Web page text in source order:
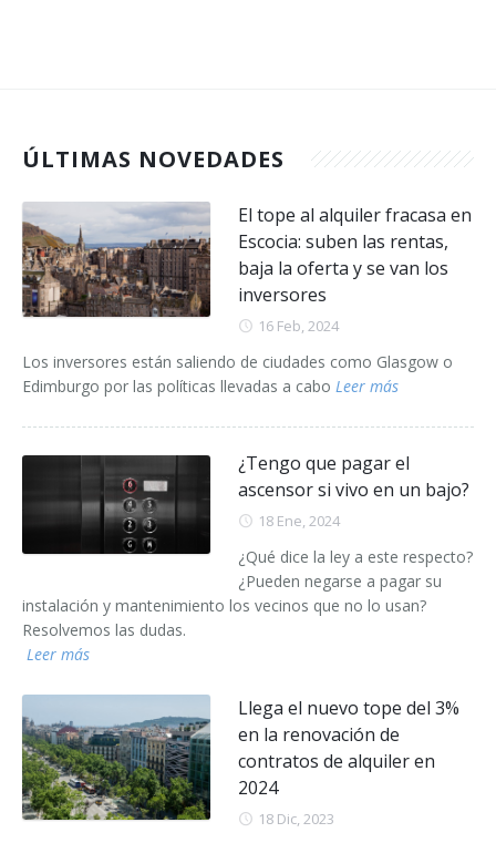
ÚLTIMAS NOVEDADES
El tope al alquiler fracasa en
Escocia: suben las rentas,
baja la oferta y se van los
inversores
16 Feb, 2024
Los inversores están saliendo de ciudades como Glasgow o
Edimburgo por las políticas llevadas a cabo Leer más
¿Tengo que pagar el
ascensor si vivo en un bajo?
18 Ene, 2024
¿Qué dice la ley a este respecto?
¿Pueden negarse a pagar su
instalación y mantenimiento los vecinos que no lo usan?
Resolvemos las dudas.
Leer más
Llega el nuevo tope del 3%
en la renovación de
contratos de alquiler en
2024
18 Dic, 2023